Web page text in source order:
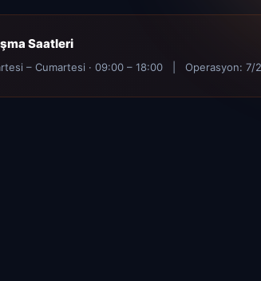
Saatleri
– Cumartesi · 09:00 – 18:00 | Operasyon: 7/